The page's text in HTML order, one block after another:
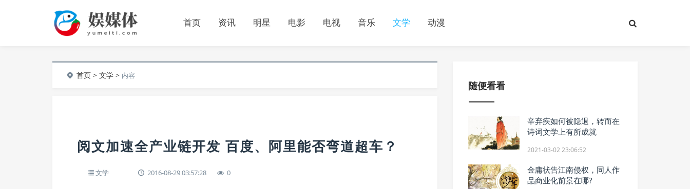
首页 资讯 明星 电影 电视 音乐 文学 动漫
首页 >文学 > 内容
阅文加速全产业链开发 百度、阿里能否弯道超车？
文学 2016-08-29 03:57:28 0
随便看看
辛弃疾如何被隐退，转而在
诗词文学上有所成就
2021-03-02 23:06:52
金庸状告江南侵权，同人作
品商业化前景在哪?